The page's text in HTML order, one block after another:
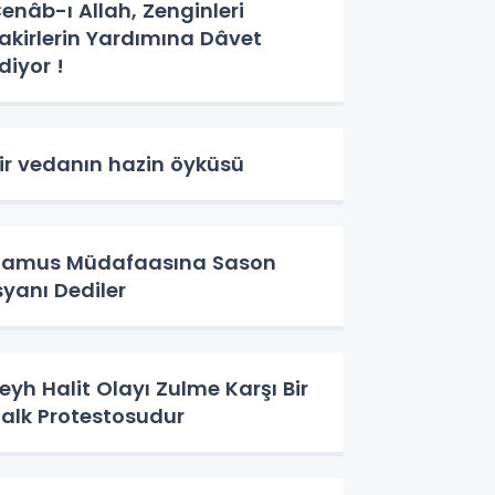
ı Allah, Zenginleri
Yardımına Dâvet
!
vedanın hazin öyküsü
Müdafaasına Sason
Dediler
Halit Olayı Zulme Karşı Bir
Protestosudur